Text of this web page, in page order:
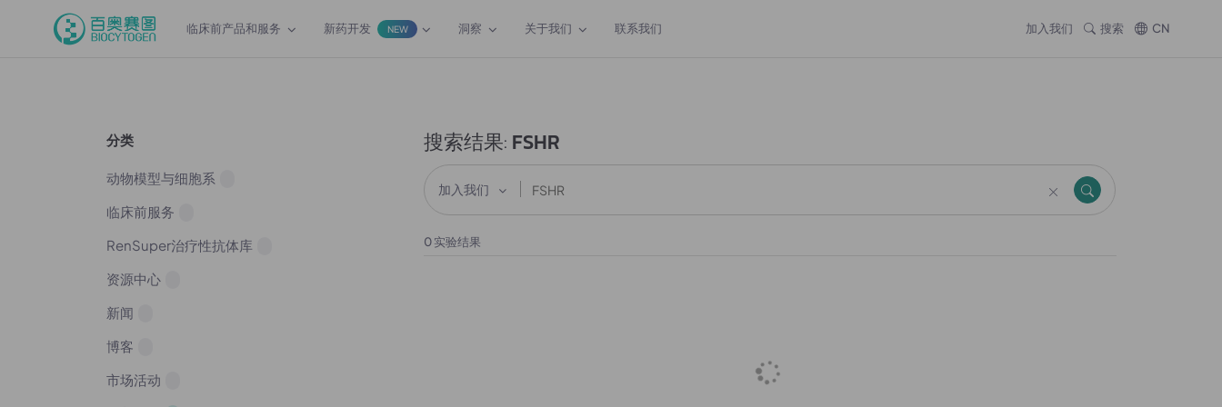
临床前产品和服务 新药开发 NEW 洞察 关于我们 联系我们 加入我们 搜索 CN
分类
动物模型与细胞系
临床前服务
RenSuper治疗性抗体库
资源中心
新闻
博客
市场活动
搜索结果: FSHR
加入我们
0实验结果